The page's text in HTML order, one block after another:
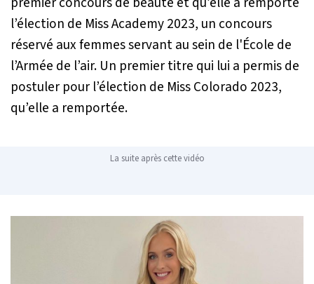
l’élection de Miss Academy 2023, un concours
réservé aux femmes servant au sein de l'École de
l’Armée de l’air. Un premier titre qui lui a permis de
postuler pour l’élection de Miss Colorado 2023,
qu’elle a remportée.
La suite après cette vidéo